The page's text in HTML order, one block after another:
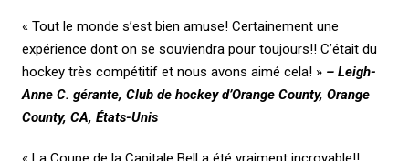
« Tout le monde s’est bien amuse! Certainement une
expérience dont on se souviendra pour toujours!! C’était du
hockey très compétitif et nous avons aimé cela! » – Leigh-
Anne C. gérante, Club de hockey d’Orange County, Orange
County, CA, États-Unis